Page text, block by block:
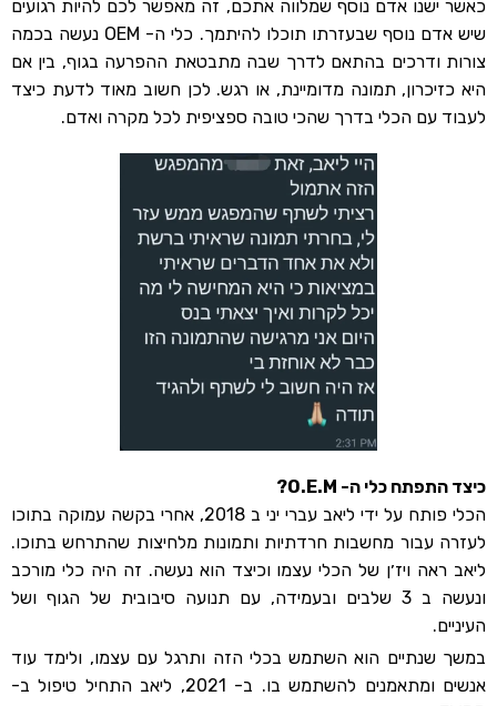
כאשר ישנו אדם נוסף שמלווה אתכם, זה מאפשר לכם להיות רגועים
שיש אדם נוסף שבעזרתו תוכלו להיתמך. כלי ה- OEM נעשה בכמה
צורות ודרכים בהתאם לדרך שבה מתבטאת ההפרעה בגוף, בין אם
היא כזיכרון, תמונה מדומיינת, או רגש. לכן חשוב מאוד לדעת כיצד
לעבוד עם הכלי בדרך שהכי טובה ספציפית לכל מקרה ואדם.
כיצד התפתח כלי ה- O.E.M?
הכלי פותח על ידי ליאב עברי יני ב 2018, אחרי בקשה עמוקה בתוכו
לעזרה עבור מחשבות חרדתיות ותמונות מלחיצות שהתרחש בתוכו.
ליאב ראה ויז׳ן של הכלי עצמו וכיצד הוא נעשה. זה היה כלי מורכב
ונעשה ב 3 שלבים ובעמידה, עם תנועה סיבובית של הגוף ושל
העיניים.
במשך שנתיים הוא השתמש בכלי הזה ותרגל עם עצמו, ולימד עוד
אנשים ומתאמנים להשתמש בו. ב- 2021, ליאב התחיל טיפול ב-